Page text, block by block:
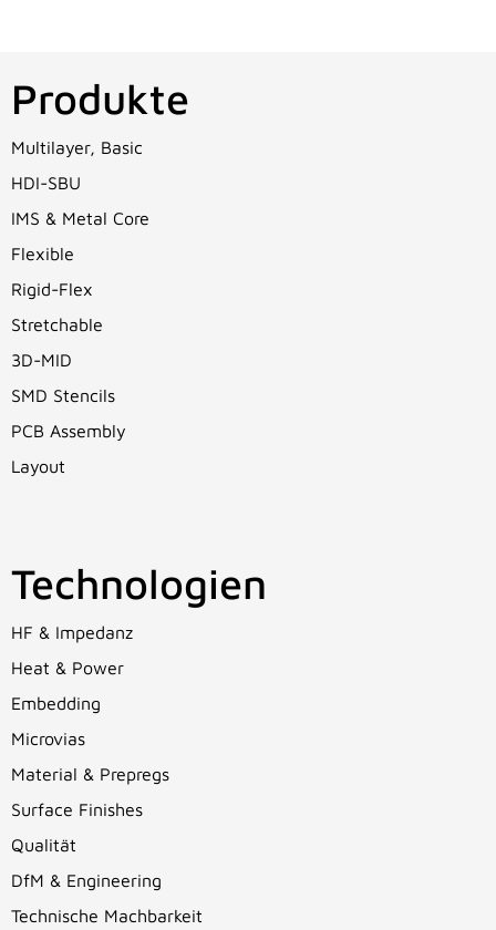
Produkte
Multilayer, Basic
HDI-SBU
IMS & Metal Core
Flexible
Rigid-Flex
Stretchable
3D-MID
SMD Stencils
PCB Assembly
Layout
Technologien
HF & Impedanz
Heat & Power
Embedding
Microvias
Material & Prepregs
Surface Finishes
Qualität
DfM & Engineering
Technische Machbarkeit